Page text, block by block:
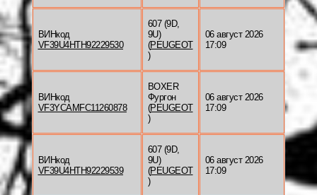
ВИНкод
VF39U4HTH92229530
607 (9D,
9U)
(PEUGEOT
)
06 август 2026
17:09
ВИНкод
VF3YCAMFC11260878
BOXER
Фургон
(PEUGEOT
)
06 август 2026
17:09
ВИНкод
VF39U4HTH92229539
607 (9D,
9U)
(PEUGEOT
)
06 август 2026
17:09